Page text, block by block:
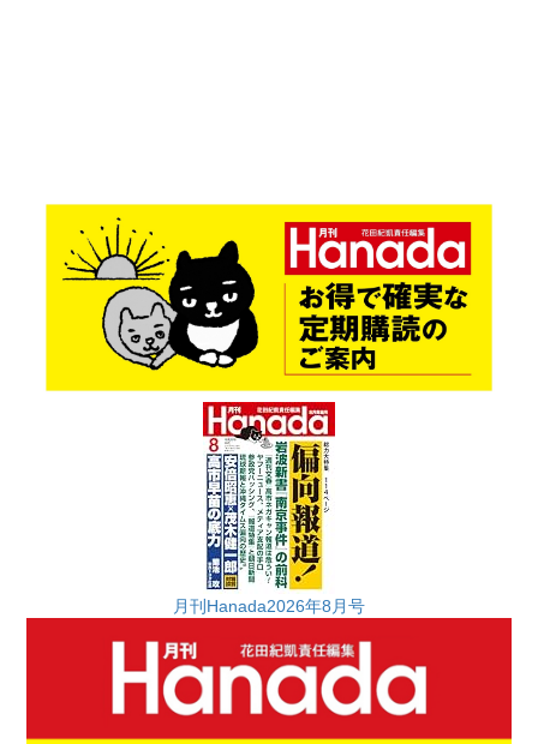
月刊Hanada2026年8月号